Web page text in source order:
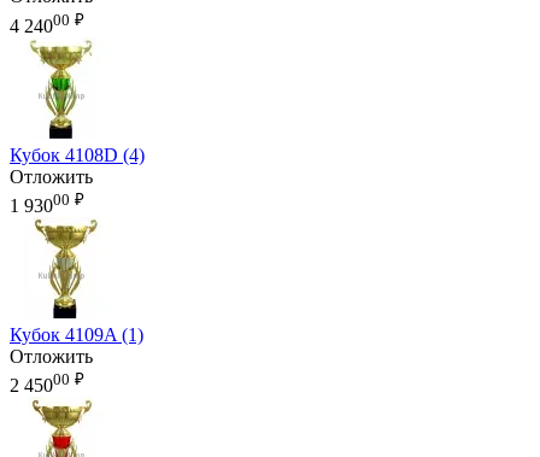
4 24000 ₽
Кубок 4108D (4)
Отложить
1 93000 ₽
Кубок 4109A (1)
Отложить
2 45000 ₽